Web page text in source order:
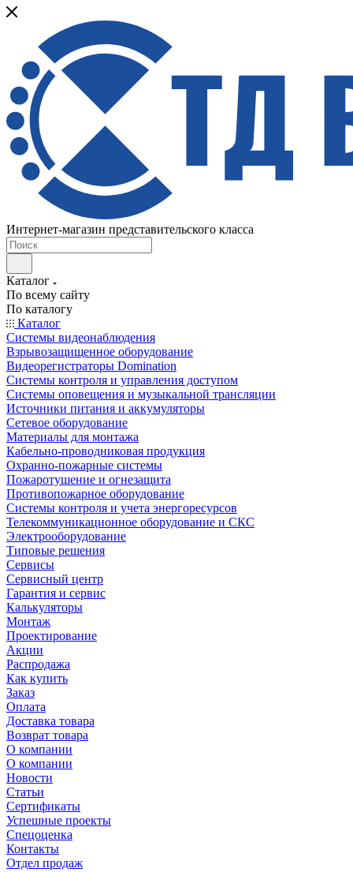
Интернет-магазин представительского класса
Каталог
По всему сайту
По каталогу
Каталог
Системы видеонаблюдения
Взрывозащищенное оборудование
Видеорегистраторы Domination
Системы контроля и управления доступом
Системы оповещения и музыкальной трансляции
Источники питания и аккумуляторы
Сетевое оборудование
Материалы для монтажа
Кабельно-проводниковая продукция
Охранно-пожарные системы
Пожаротушение и огнезащита
Противопожарное оборудование
Системы контроля и учета энергоресурсов
Телекоммуникационное оборудование и СКС
Электрооборудование
Типовые решения
Сервисы
Сервисный центр
Гарантия и сервис
Калькуляторы
Монтаж
Проектирование
Акции
Распродажа
Как купить
Заказ
Оплата
Доставка товара
Возврат товара
О компании
О компании
Новости
Статьи
Сертификаты
Успешные проекты
Спецоценка
Контакты
Отдел продаж